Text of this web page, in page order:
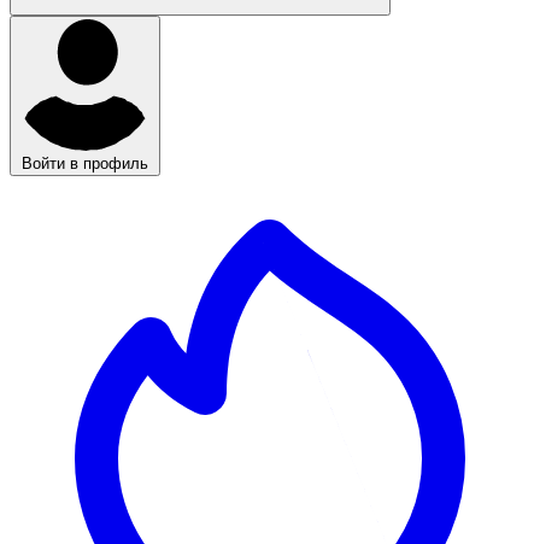
Войти в профиль